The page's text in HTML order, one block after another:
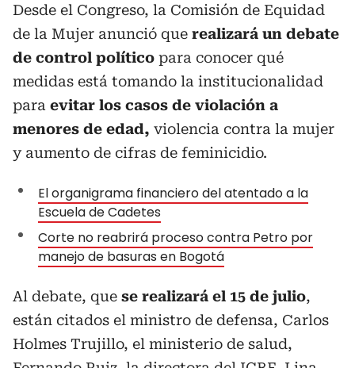
Desde el Congreso, la Comisión de Equidad
de la Mujer anunció que realizará un debate
de control político para conocer qué
medidas está tomando la institucionalidad
para evitar los casos de violación a
menores de edad, violencia contra la mujer
y aumento de cifras de feminicidio.
El organigrama financiero del atentado a la
Escuela de Cadetes
Corte no reabrirá proceso contra Petro por
manejo de basuras en Bogotá
Al debate, que se realizará el 15 de julio,
están citados el ministro de defensa, Carlos
Holmes Trujillo, el ministerio de salud,